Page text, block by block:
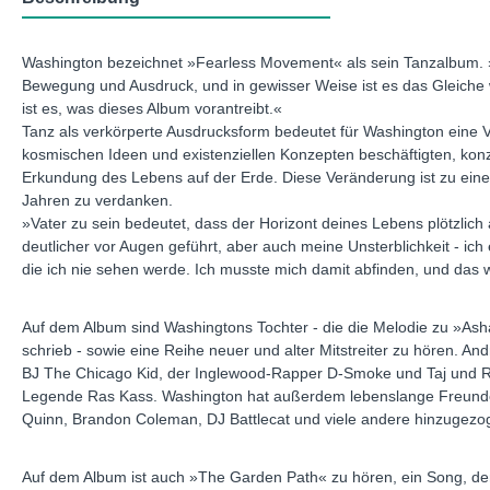
Washington bezeichnet »Fearless Movement« als sein
Bewegung und Ausdruck, und in gewisser Weise ist es das
ist es, was dieses Album vorantreibt.«
Tanz als verkörperte Ausdrucksform bedeutet für Washington
kosmischen Ideen und existenziellen Konzepten beschäftigten,
Erkundung des Lebens auf der Erde. Diese Veränderung ist zu
Jahren zu verdanken.
»Vater zu sein bedeutet, dass der Horizont deines Lebens
deutlicher vor Augen geführt, aber auch meine Unsterblichkeit -
die ich nie sehen werde. Ich musste mich damit abfinden, und das
Auf dem Album sind Washingtons Tochter - die die Melodie zu
schrieb - sowie eine Reihe neuer und alter Mitstreiter zu hören.
BJ The Chicago Kid, der Inglewood-Rapper D-Smoke und Taj
Legende Ras Kass. Washington hat außerdem lebenslange
Quinn, Brandon Coleman, DJ Battlecat und viele andere
Auf dem Album ist auch »The Garden Path« zu hören, ein Song,